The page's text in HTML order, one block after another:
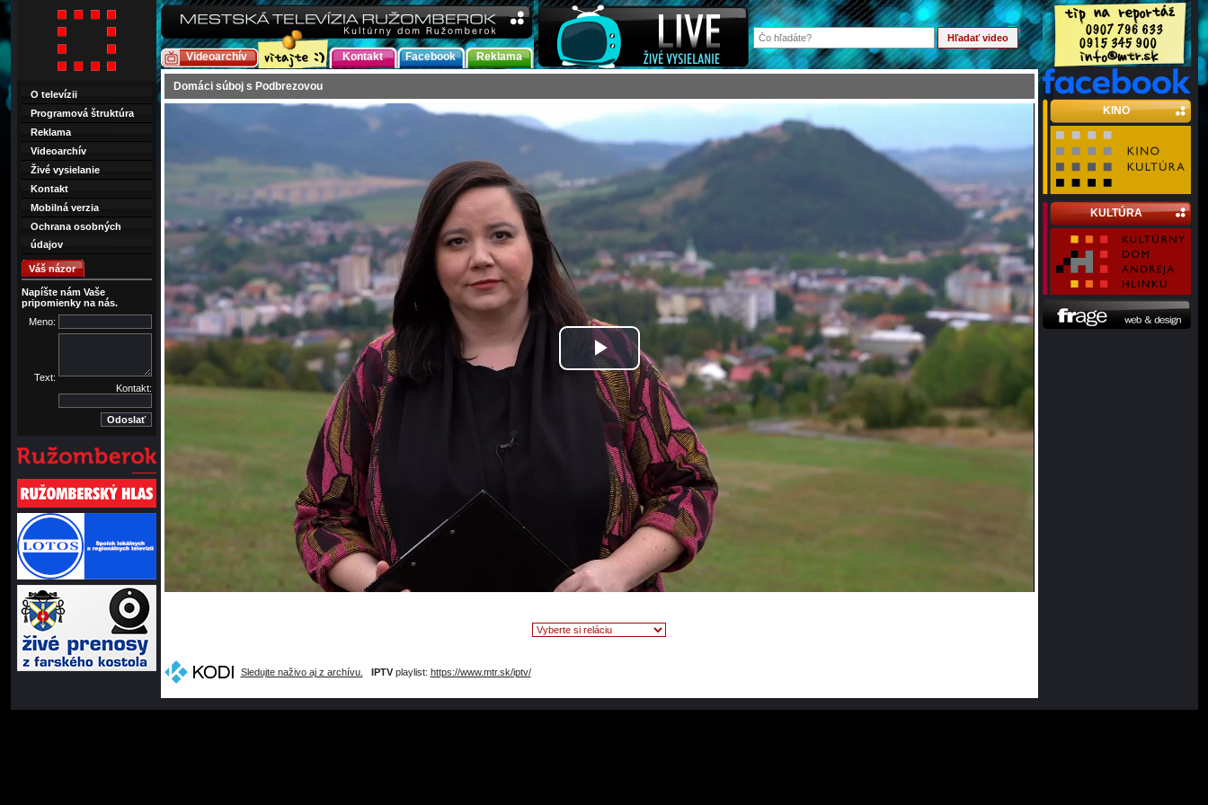
Videoarchív Kontakt Facebook Reklama
Domáci súboj s Podbrezovou
Prehrať
video
Sledujte naživo aj z archívu. IPTVplaylist: https://www.mtr.sk/iptv/
O televízii
Programová štruktúra
Reklama
Videoarchív
Živé vysielanie
Kontakt
Mobilná verzia
Ochrana osobných
údajov
Váš názor
Napíšte nám Vaše
pripomienky na nás.
Meno:
Text:
Kontakt:
KINO
KULTÚRA